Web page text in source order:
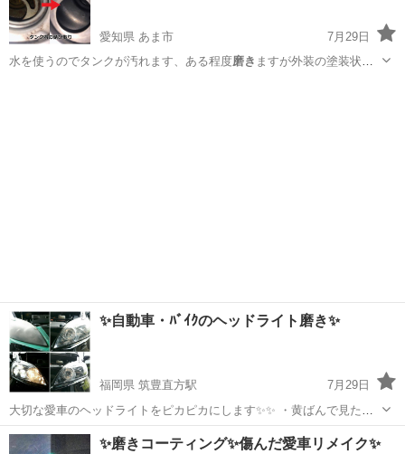
愛知県 あま市
7月29日
水を使うのでタンクが汚れます、ある程度磨き ますが外装の塗装状態
✨自動車・ﾊﾞｲｸのヘッドライト磨き✨
福岡県 筑豊直方駅
7月29日
大切な愛車のヘッドライトをピカピカにします✨✨ ・黄ばんで見た目
が悪い！ ・黄ばんでライトが暗い！ ・よく見たら小傷が多い！ ↑↑ み
たいな状態を新車時みたいにピカピカにします🛠 ヘッドライトが綺麗
福岡 直方市 筑豊直方駅 車検 磨き
✨磨きコーティング✨傷んだ愛車リメイク✨